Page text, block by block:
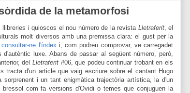
de la metamorfosi
llibreries i quioscos el nou número de la revista Lletraferit, el
molt diversos amb una premissa clara: e l gust per la
ne l'índex i, com podreu comprovar, ve carregadet
d'autèntic luxe. Abans de passar al següent número, però,
del Lletraferit #06, que podeu continuar trobantenels
tracta d'un article que vaig escriure sobre el cantant Hugo
sorprenent i un tant enigmàtica trajectòria artística, la d'un
bressol comfa versions d'Ovidi otemes que conjuguen la